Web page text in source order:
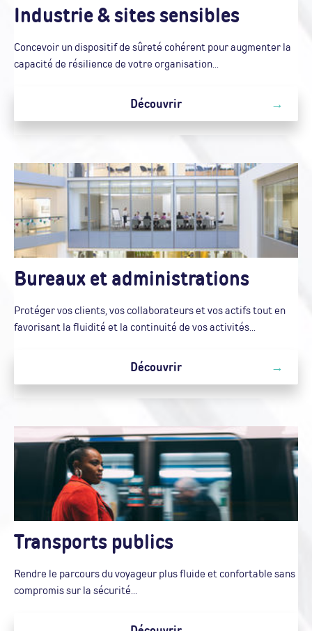
Industrie & sites sensibles
Concevoir un dispositif de sûreté cohérent pour augmenter la
capacité de résilience de votre organisation...
Découvrir
Bureaux et administrations
Protéger vos clients, vos collaborateurs et vos actifs tout en
favorisant la fluidité et la continuité de vos activités...
Découvrir
Transports publics
Rendre le parcours du voyageur plus fluide et confortable sans
compromis sur la sécurité...